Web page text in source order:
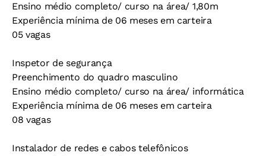
Ensino médio completo/ curso na área/ 1,80m
Experiência mínima de 06 meses em carteira
05 vagas
Inspetor de segurança
Preenchimento do quadro masculino
Ensino médio completo/ curso na área/ informática
Experiência mínima de 06 meses em carteira
08 vagas
Instalador de redes e cabos telefônicos